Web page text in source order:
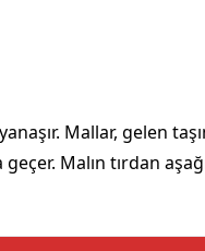
Mallar, gelen
Malın tırdan